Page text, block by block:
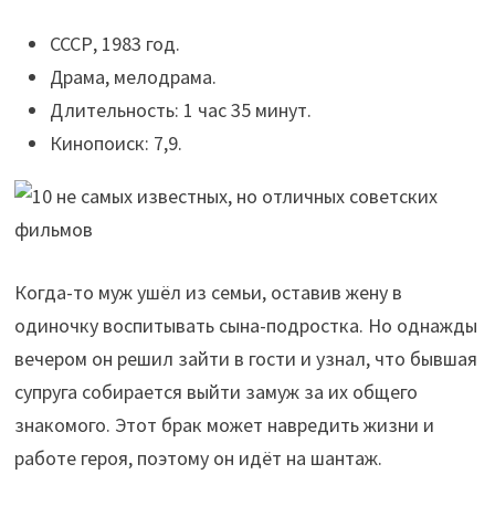
СССР, 1983 год.
Драма, мелодрама.
Длительность: 1 час 35 минут.
Кинопоиск: 7,9.
Когда-то муж ушёл из семьи, оставив жену в
одиночку воспитывать сына-подростка. Но однажды
вечером он решил зайти в гости и узнал, что бывшая
супруга собирается выйти замуж за их общего
знакомого. Этот брак может навредить жизни и
работе героя, поэтому он идёт на шантаж.